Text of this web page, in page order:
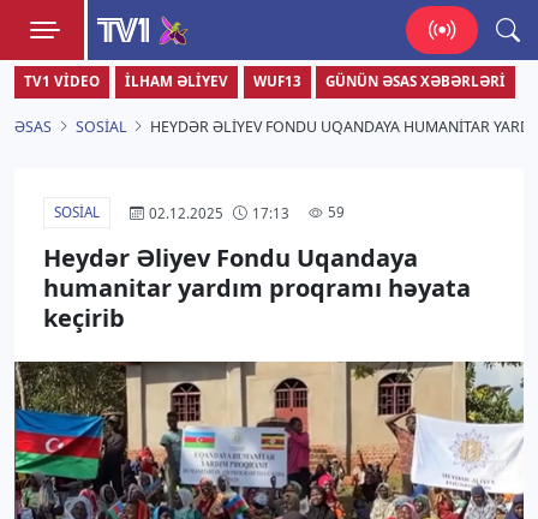
TV1
Zamanı bizimlə yaşa!
TV1 VIDEO İLHAM ƏLIYEV WUF13 GÜNÜN ƏSAS XƏBƏRLƏRI
ƏSAS SOSIAL HEYDƏR ƏLIYEV FONDU UQANDAYA HUMANITAR
SOSIAL 02.12.2025 17:13 59
Heydər Əliyev Fondu Uqandaya
humanitar yardım proqramı həyata
keçirib